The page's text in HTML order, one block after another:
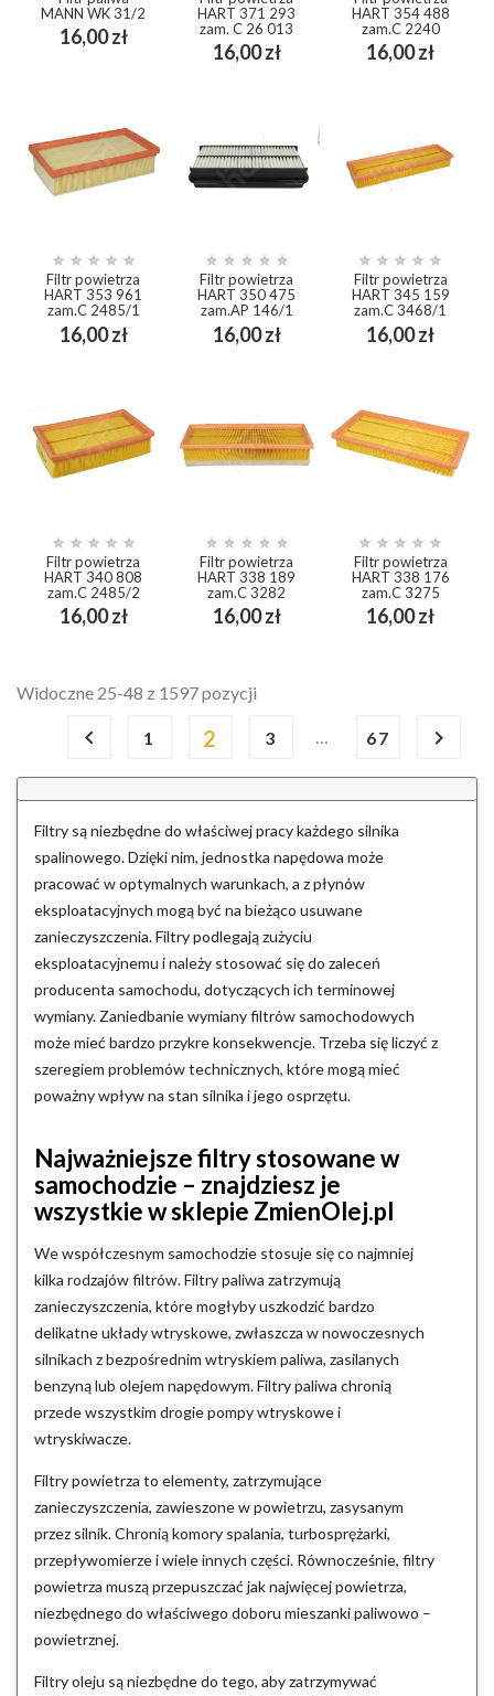
MANN WK 31/2
16,00 złCena
HART 371 293
zam. C 26 013
16,00 złCena
HART 354 488
zam.C 2240
16,00 złCena
    
Filtr powietrza
HART 353 961
zam.C 2485/1
16,00 złCena
    
Filtr powietrza
HART 350 475
zam.AP 146/1
16,00 złCena
    
Filtr powietrza
HART 345 159
zam.C 3468/1
16,00 złCena
    
Filtr powietrza
HART 340 808
zam.C 2485/2
16,00 złCena
    
Filtr powietrza
HART 338 189
zam.C 3282
16,00 złCena
    
Filtr powietrza
HART 338 176
zam.C 3275
16,00 złCena
Widoczne 25-48 z 1597 pozycji
 1 2 3 … 67 
Filtry są niezbędne do właściwej pracy każdego silnika
spalinowego. Dzięki nim, jednostka napędowa może
pracować w optymalnych warunkach, a z płynów
eksploatacyjnych mogą być na bieżąco usuwane
zanieczyszczenia. Filtry podlegają zużyciu
eksploatacyjnemu i należy stosować się do zaleceń
producenta samochodu, dotyczących ich terminowej
wymiany. Zaniedbanie wymiany filtrów samochodowych
może mieć bardzo przykre konsekwencje. Trzeba się liczyć z
szeregiem problemów technicznych, które mogą mieć
poważny wpływ na stan silnika i jego osprzętu.
Najważniejsze filtry stosowane w
samochodzie – znajdziesz je
wszystkie w sklepie ZmienOlej.pl
We współczesnym samochodzie stosuje się co najmniej
kilka rodzajów filtrów. Filtry paliwa zatrzymują
zanieczyszczenia, które mogłyby uszkodzić bardzo
delikatne układy wtryskowe, zwłaszcza w nowoczesnych
silnikach z bezpośrednim wtryskiem paliwa, zasilanych
benzyną lub olejem napędowym. Filtry paliwa chronią
przede wszystkim drogie pompy wtryskowe i
wtryskiwacze.
Filtry powietrza to elementy, zatrzymujące
zanieczyszczenia, zawieszone w powietrzu, zasysanym
przez silnik. Chronią komory spalania, turbosprężarki,
przepływomierze i wiele innych części. Równocześnie, filtry
powietrza muszą przepuszczać jak najwięcej powietrza,
niezbędnego do właściwego doboru mieszanki paliwowo –
powietrznej.
Filtry oleju są niezbędne do tego, aby zatrzymywać